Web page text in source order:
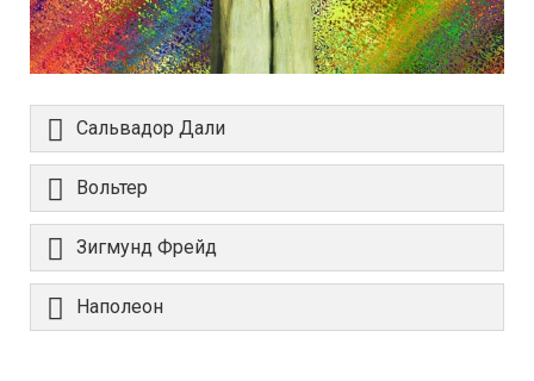
Сальвадор Дали
Вольтер
Зигмунд Фрейд
Наполеон